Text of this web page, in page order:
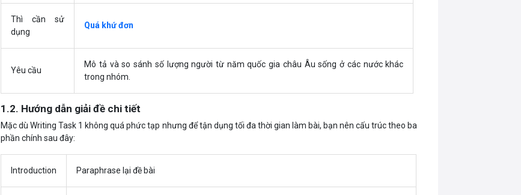
Thì cần sử
dụng
Quá khứ đơn
Yêu cầu
Mô tả và so sánh số lượng người từ năm quốc gia châu Âu sống ở các nước khác
trong nhóm.
1.2. Hướng dẫn giải đề chi tiết
Mặc dù Writing Task 1 không quá phức tạp nhưng để tận dụng tối đa thời gian làm bài, bạn nên cấu trúc theo ba
phần chính sau đây:
Introduction Paraphrase lại đề bài